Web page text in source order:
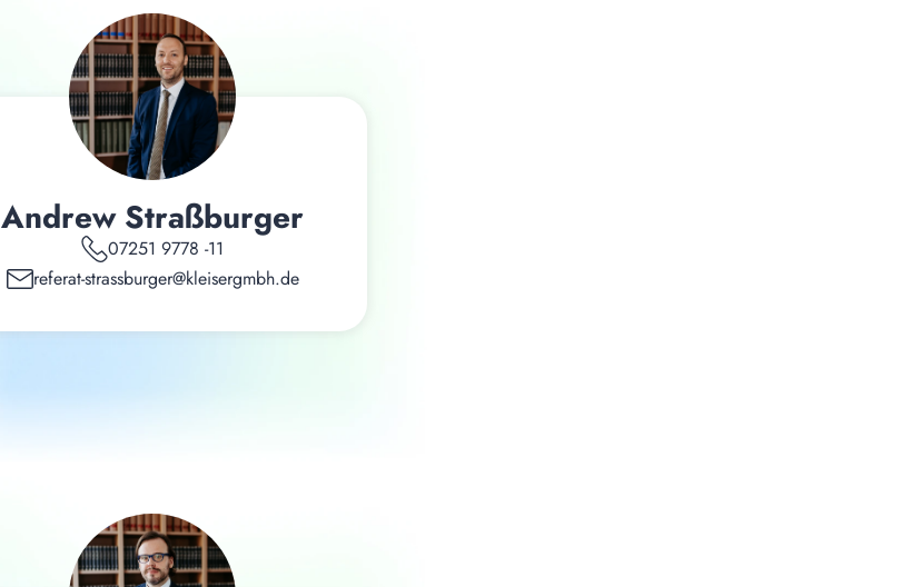
Andrew Straßburger
07251 9778 -11
referat-strassburger@kleisergmbh.de